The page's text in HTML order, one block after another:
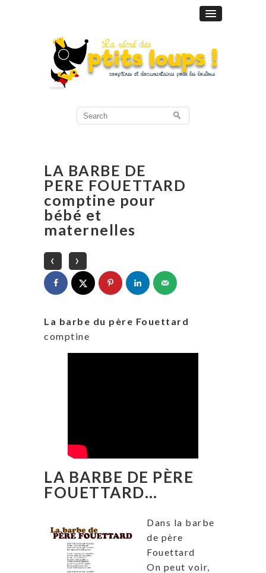
Search
for:
LA BARBE DE
PERE FOUETTARD
comptine pour
bébé et
maternelles
‹
›
La barbe du père Fouettard
comptine
LA BARBE DE PÈRE
FOUETTARD…
Dans la barbe
de père
Fouettard
On peut voir,